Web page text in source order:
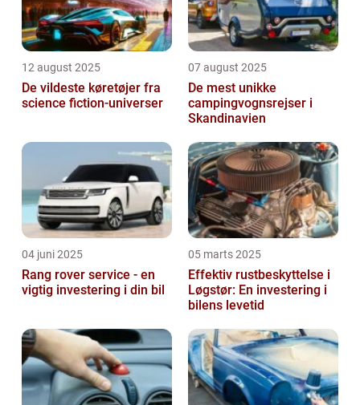
12 august 2025
De vildeste køretøjer fra
science fiction-universer
07 august 2025
De mest unikke
campingvognsrejser i
Skandinavien
04 juni 2025
Rang rover service - en
vigtig investering i din bil
05 marts 2025
Effektiv rustbeskyttelse i
Løgstør: En investering i
bilens levetid